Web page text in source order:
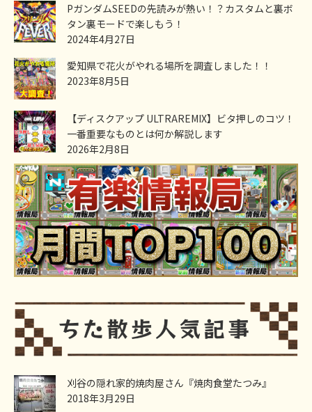
PガンダムSEEDの先読みが熱い！？カスタムと裏ボ
タン裏モードで楽しもう！
2024年4月27日
愛知県で花火がやれる場所を調査しました！！
2023年8月5日
【ディスクアップ ULTRAREMIX】ビタ押しのコツ！
一番重要なものとは何か解説します
2026年2月8日
刈谷の隠れ家的焼肉屋さん『焼肉食堂たつみ』
2018年3月29日